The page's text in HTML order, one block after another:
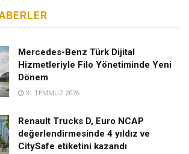
Mercedes-Benz Türk Dijital
Hizmetleriyle Filo Yönetiminde Yeni
Dönem
31 TEMMUZ 2026
Renault Trucks D, Euro NCAP
değerlendirmesinde 4 yıldız ve
CitySafe etiketini kazandı